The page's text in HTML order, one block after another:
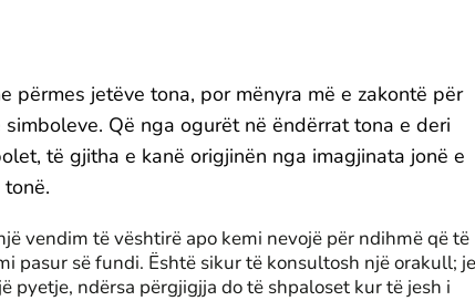
përmes jetëve tona, por mënyra më e zakontë për
Që nga ogurët në ëndërrat tona e deri
të gjitha e kanë origjinën nga imagjinata jonë e
vendim të vështirë apo kemi nevojë për ndihmë që të
pasur së fundi. Është sikur të konsultosh një orakull; je
pyetje, ndërsa përgjigjja do të shpaloset kur të jesh i